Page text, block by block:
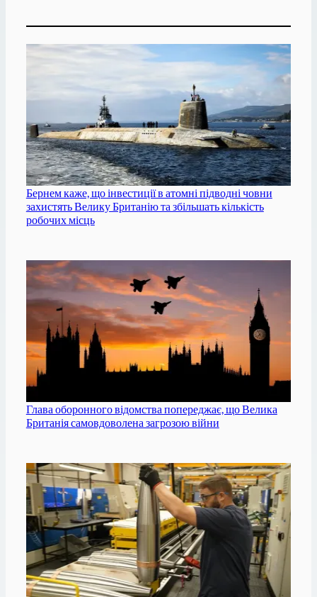
Бернем каже, що інвестиції в атомні підводні човни
захистять Велику Британію та збільшать кількість
робочих місць
Глава оборонного відомства попереджає, що Велика
Британія самовдоволена загрозою війни